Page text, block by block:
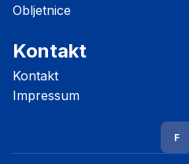
Obljetnice
Kontakt
Kontakt
Impressum
F